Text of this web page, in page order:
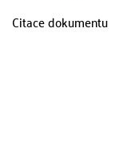
Citace dokumentu